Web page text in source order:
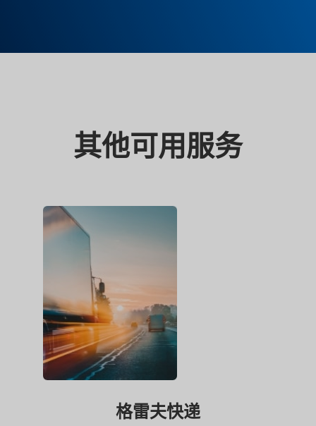
其他可用服务
格雷夫快递